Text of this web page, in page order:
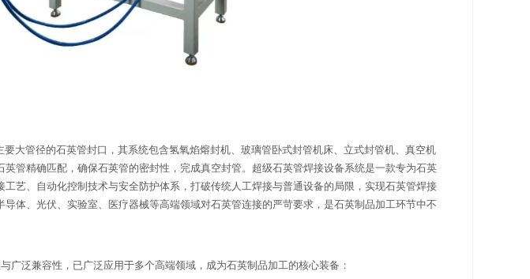
要大管径的石英管封口，其系统包含氢氧焰熔封机、玻璃管卧式封管机床、立式封管机、真空机
管精确匹配，确保石英管的密封性，完成真空封管。超级石英管焊接设备系统是一款专为石英
艺、自动化控制技术与安全防护体系，打破传统人工焊接与普通设备的局限，实现石英管焊接
体、光伏、实验室、医疗器械等高端领域对石英管连接的严苛要求，是石英制品加工环节中不
广泛兼容性，已广泛应用于多个高端领域，成为石英制品加工的核心装备：